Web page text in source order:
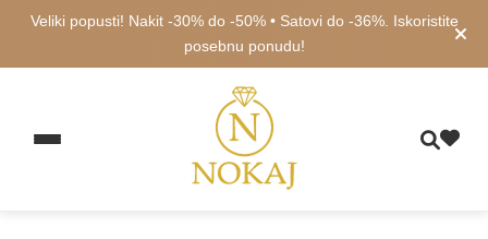
Veliki popusti! Nakit -30% do -50% • Satovi do -36%. Iskoristite
posebnu ponudu!